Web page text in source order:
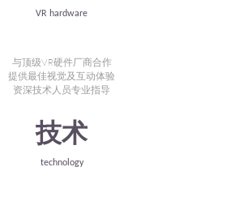
VR hardware
与顶级VR硬件厂商合作
提供最佳视觉及互动体验
资深技术人员专业指导
技术
technology